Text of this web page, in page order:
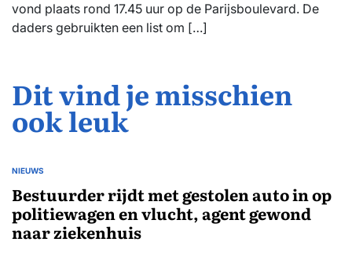
vond plaats rond 17.45 uur op de Parijsboulevard. De
daders gebruikten een list om […]
Dit vind je misschien
ook leuk
GEPLAATST
NIEUWS
Bestuurder rijdt met gestolen auto in op
politiewagen en vlucht, agent gewond
naar ziekenhuis